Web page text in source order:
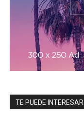
TE PUEDE INTERESAR